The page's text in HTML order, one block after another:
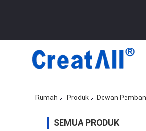
Rumah Produk Dewan
SEMUA PRODUK